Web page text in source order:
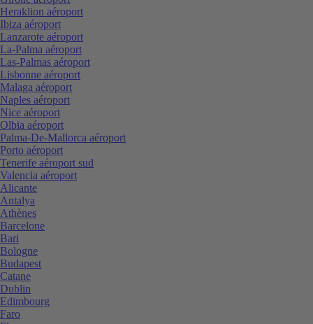
Heraklion aéroport
Ibiza aéroport
Lanzarote aéroport
La-Palma aéroport
Las-Palmas aéroport
Lisbonne aéroport
Malaga aéroport
Naples aéroport
Nice aéroport
Olbia aéroport
Palma-De-Mallorca aéroport
Porto aéroport
Tenerife aéroport sud
Valencia aéroport
Alicante
Antalya
Athènes
Barcelone
Bari
Bologne
Budapest
Catane
Dublin
Edimbourg
Faro